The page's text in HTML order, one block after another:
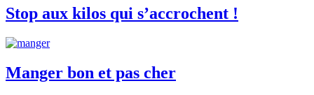
Stop aux kilos qui s’accrochent !
Manger bon et pas cher